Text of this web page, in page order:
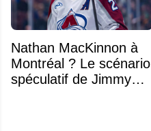
Nathan MacKinnon à
Montréal ? Le scénario
spéculatif de Jimmy